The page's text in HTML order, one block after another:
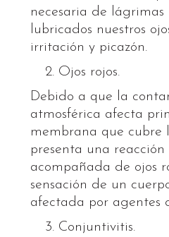
necesaria de
lubricados nuestros
irritación y picazón.
Ojos rojos.
Debido a que la
atmosférica afecta
membrana que cubre
presenta una
acompañada de ojos
sensación de un
afectada por agentes
Conjuntivitis.